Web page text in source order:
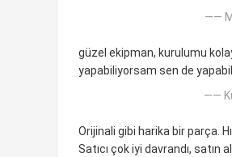
——
güzel ekipman, kurulumu
yapabiliyorsam sen de
——
Orijinali gibi harika bir parça.
Satıcı çok iyi davrandı, satın